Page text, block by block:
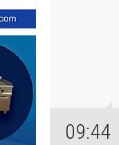
09:44